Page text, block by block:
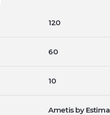
120
60
10
Ametis by Estima